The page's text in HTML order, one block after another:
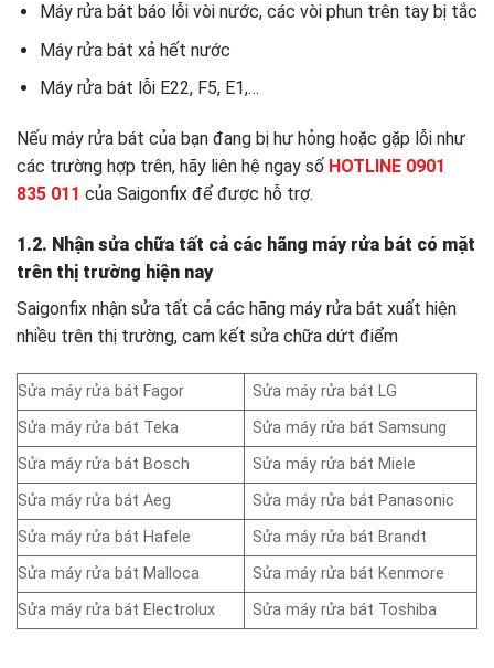
Máy rửa bát báo lỗi vòi nước, các vòi phun trên tay bị tắc
Máy rửa bát xả hết nước
Máy rửa bát lỗi E22, F5, E1,…
Nếu máy rửa bát của bạn đang bị hư hỏng hoặc gặp lỗi như
các trường hợp trên, hãy liên hệ ngay số HOTLINE 0901
835 011 của Saigonfix để được hỗ trợ.
1.2. Nhận sửa chữa tất cả các hãng máy rửa bát có mặt
trên thị trường hiện nay
Saigonfix nhận sửa tất cả các hãng máy rửa bát xuất hiện
nhiều trên thị trường, cam kết sửa chữa dứt điểm
Sửa máy rửa bát Fagor
Sửa máy rửa bát LG
Sửa máy rửa bát Teka
Sửa máy rửa bát Samsung
Sửa máy rửa bát Bosch
Sửa máy rửa bát Miele
Sửa máy rửa bát Aeg
Sửa máy rửa bát Panasonic
Sửa máy rửa bát Hafele
Sửa máy rửa bát Brandt
Sửa máy rửa bát Malloca
Sửa máy rửa bát Kenmore
Sửa máy rửa bát Electrolux
Sửa máy rửa bát Toshiba